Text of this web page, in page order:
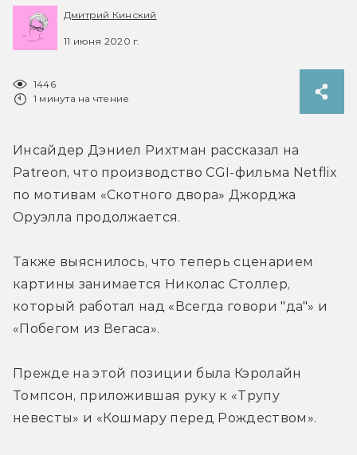
Дмитрий Кинский
11 июня 2020 г.
1446
1 минута на чтение
Инсайдер Дэниел Рихтман рассказал на
Patreon, что производство CGI-фильма Netflix
по мотивам «Скотного двора» Джорджа
Оруэлла продолжается.
Также выяснилось, что теперь сценарием
картины занимается Николас Столлер,
который работал над «Всегда говори "да"» и
«Побегом из Вегаса».
Прежде на этой позиции была Кэролайн
Томпсон, приложившая руку к «Трупу
невесты» и «Кошмару перед Рождеством».